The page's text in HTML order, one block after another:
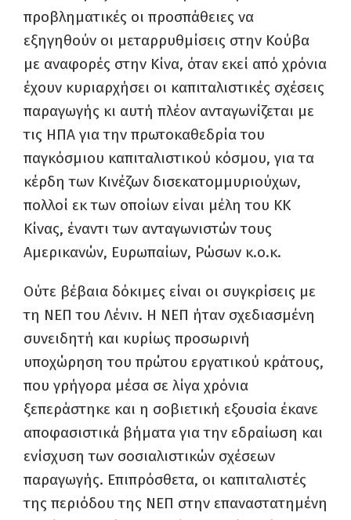
προβληματικές οι προσπάθειες να
εξηγηθούν οι μεταρρυθμίσεις στην Κούβα
με αναφορές στην Κίνα, όταν εκεί από χρόνια
έχουν κυριαρχήσει οι καπιταλιστικές σχέσεις
παραγωγής κι αυτή πλέον ανταγωνίζεται με
τις ΗΠΑ για την πρωτοκαθεδρία του
παγκόσμιου καπιταλιστικού κόσμου, για τα
κέρδη των Κινέζων δισεκατομμυριούχων,
πολλοί εκ των οποίων είναι μέλη του ΚΚ
Κίνας, έναντι των ανταγωνιστών τους
Αμερικανών, Ευρωπαίων, Ρώσων κ.ο.κ.
Ούτε βέβαια δόκιμες είναι οι συγκρίσεις με
τη ΝΕΠ του Λένιν. Η ΝΕΠ ήταν σχεδιασμένη
συνειδητή και κυρίως προσωρινή
υποχώρηση του πρώτου εργατικού κράτους,
που γρήγορα μέσα σε λίγα χρόνια
ξεπεράστηκε και η σοβιετική εξουσία έκανε
αποφασιστικά βήματα για την εδραίωση και
ενίσχυση των σοσιαλιστικών σχέσεων
παραγωγής. Επιπρόσθετα, οι καπιταλιστές
της περιόδου της ΝΕΠ στην επαναστατημένη